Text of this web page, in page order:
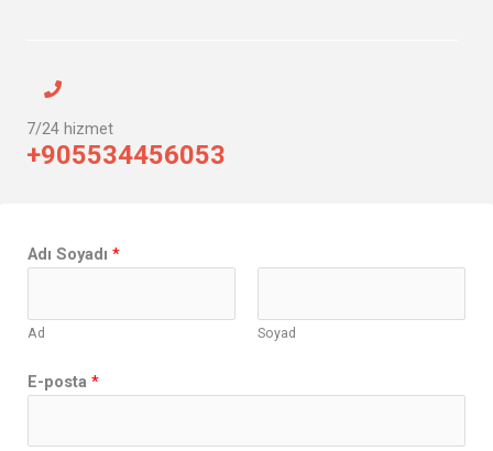
7/24 hizmet
+905534456053
E
-
o
t
a
Adı Soyadı *
Ad Soyad
E-posta *